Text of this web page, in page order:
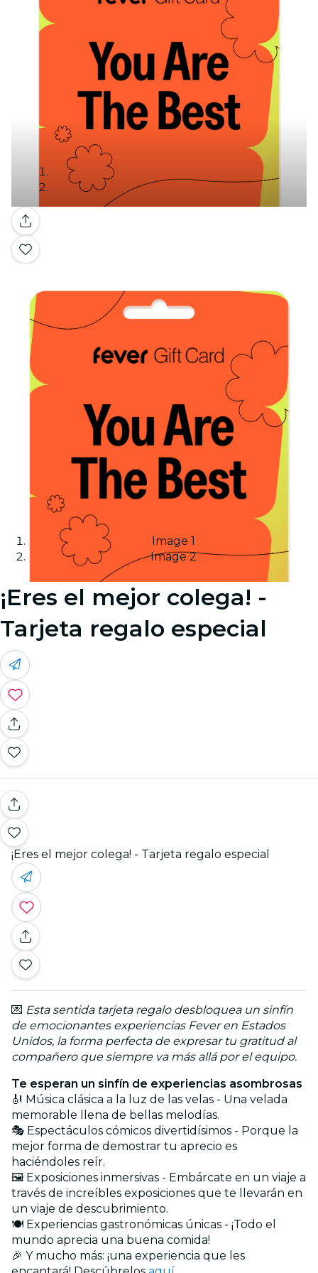
Galería
Image 1
Image 2
¡Eres el mejor colega! -
Tarjeta regalo especial
¡Eres el mejor colega! - Tarjeta regalo especial
💌 Esta sentida tarjeta regalo desbloquea un sinfín
de emocionantes experiencias Fever en Estados
Unidos, la forma perfecta de expresar tu gratitud al
compañero que siempre va más allá por el equipo.
Te esperan un sinfín de experiencias asombrosas
🎻 Música clásica a la luz de las velas - Una velada
memorable llena de bellas melodías.
🎭 Espectáculos cómicos divertidísimos - Porque la
mejor forma de demostrar tu aprecio es
haciéndoles reír.
🖼️ Exposiciones inmersivas - Embárcate en un viaje a
través de increíbles exposiciones que te llevarán en
un viaje de descubrimiento.
🍽️ Experiencias gastronómicas únicas - ¡Todo el
mundo aprecia una buena comida!
🎉 Y mucho más: ¡una experiencia que les